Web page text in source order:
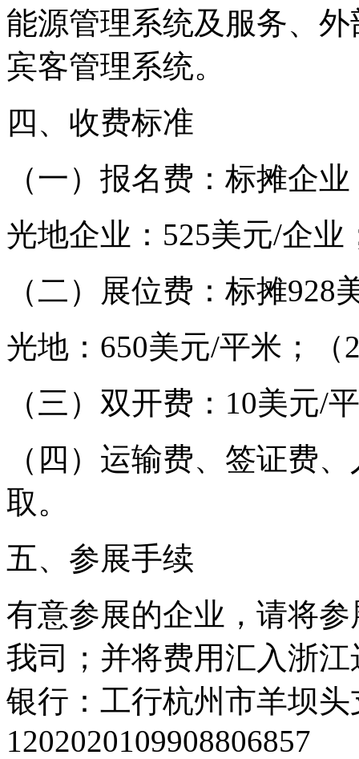
能源管理系统及服务、
宾客管理系统。
四、收费标准
（一）报名费：标摊企
光地企业：525美元/企业
（二）展位费：标摊928
光地：650美元/平米；（
（三）双开费：10美元/
（四）运输费、签证费
取。
五、参展手续
有意参展的企业，请将
我司；并将费用汇入浙
银行：工行杭州市羊坝
1202020109908806857